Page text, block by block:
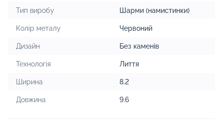
Тип виробу Шарми (намистинки)
Колір металу Червоний
Дизайн Без каменів
Технологія Лиття
Ширина 8.2
Довжина 9.6